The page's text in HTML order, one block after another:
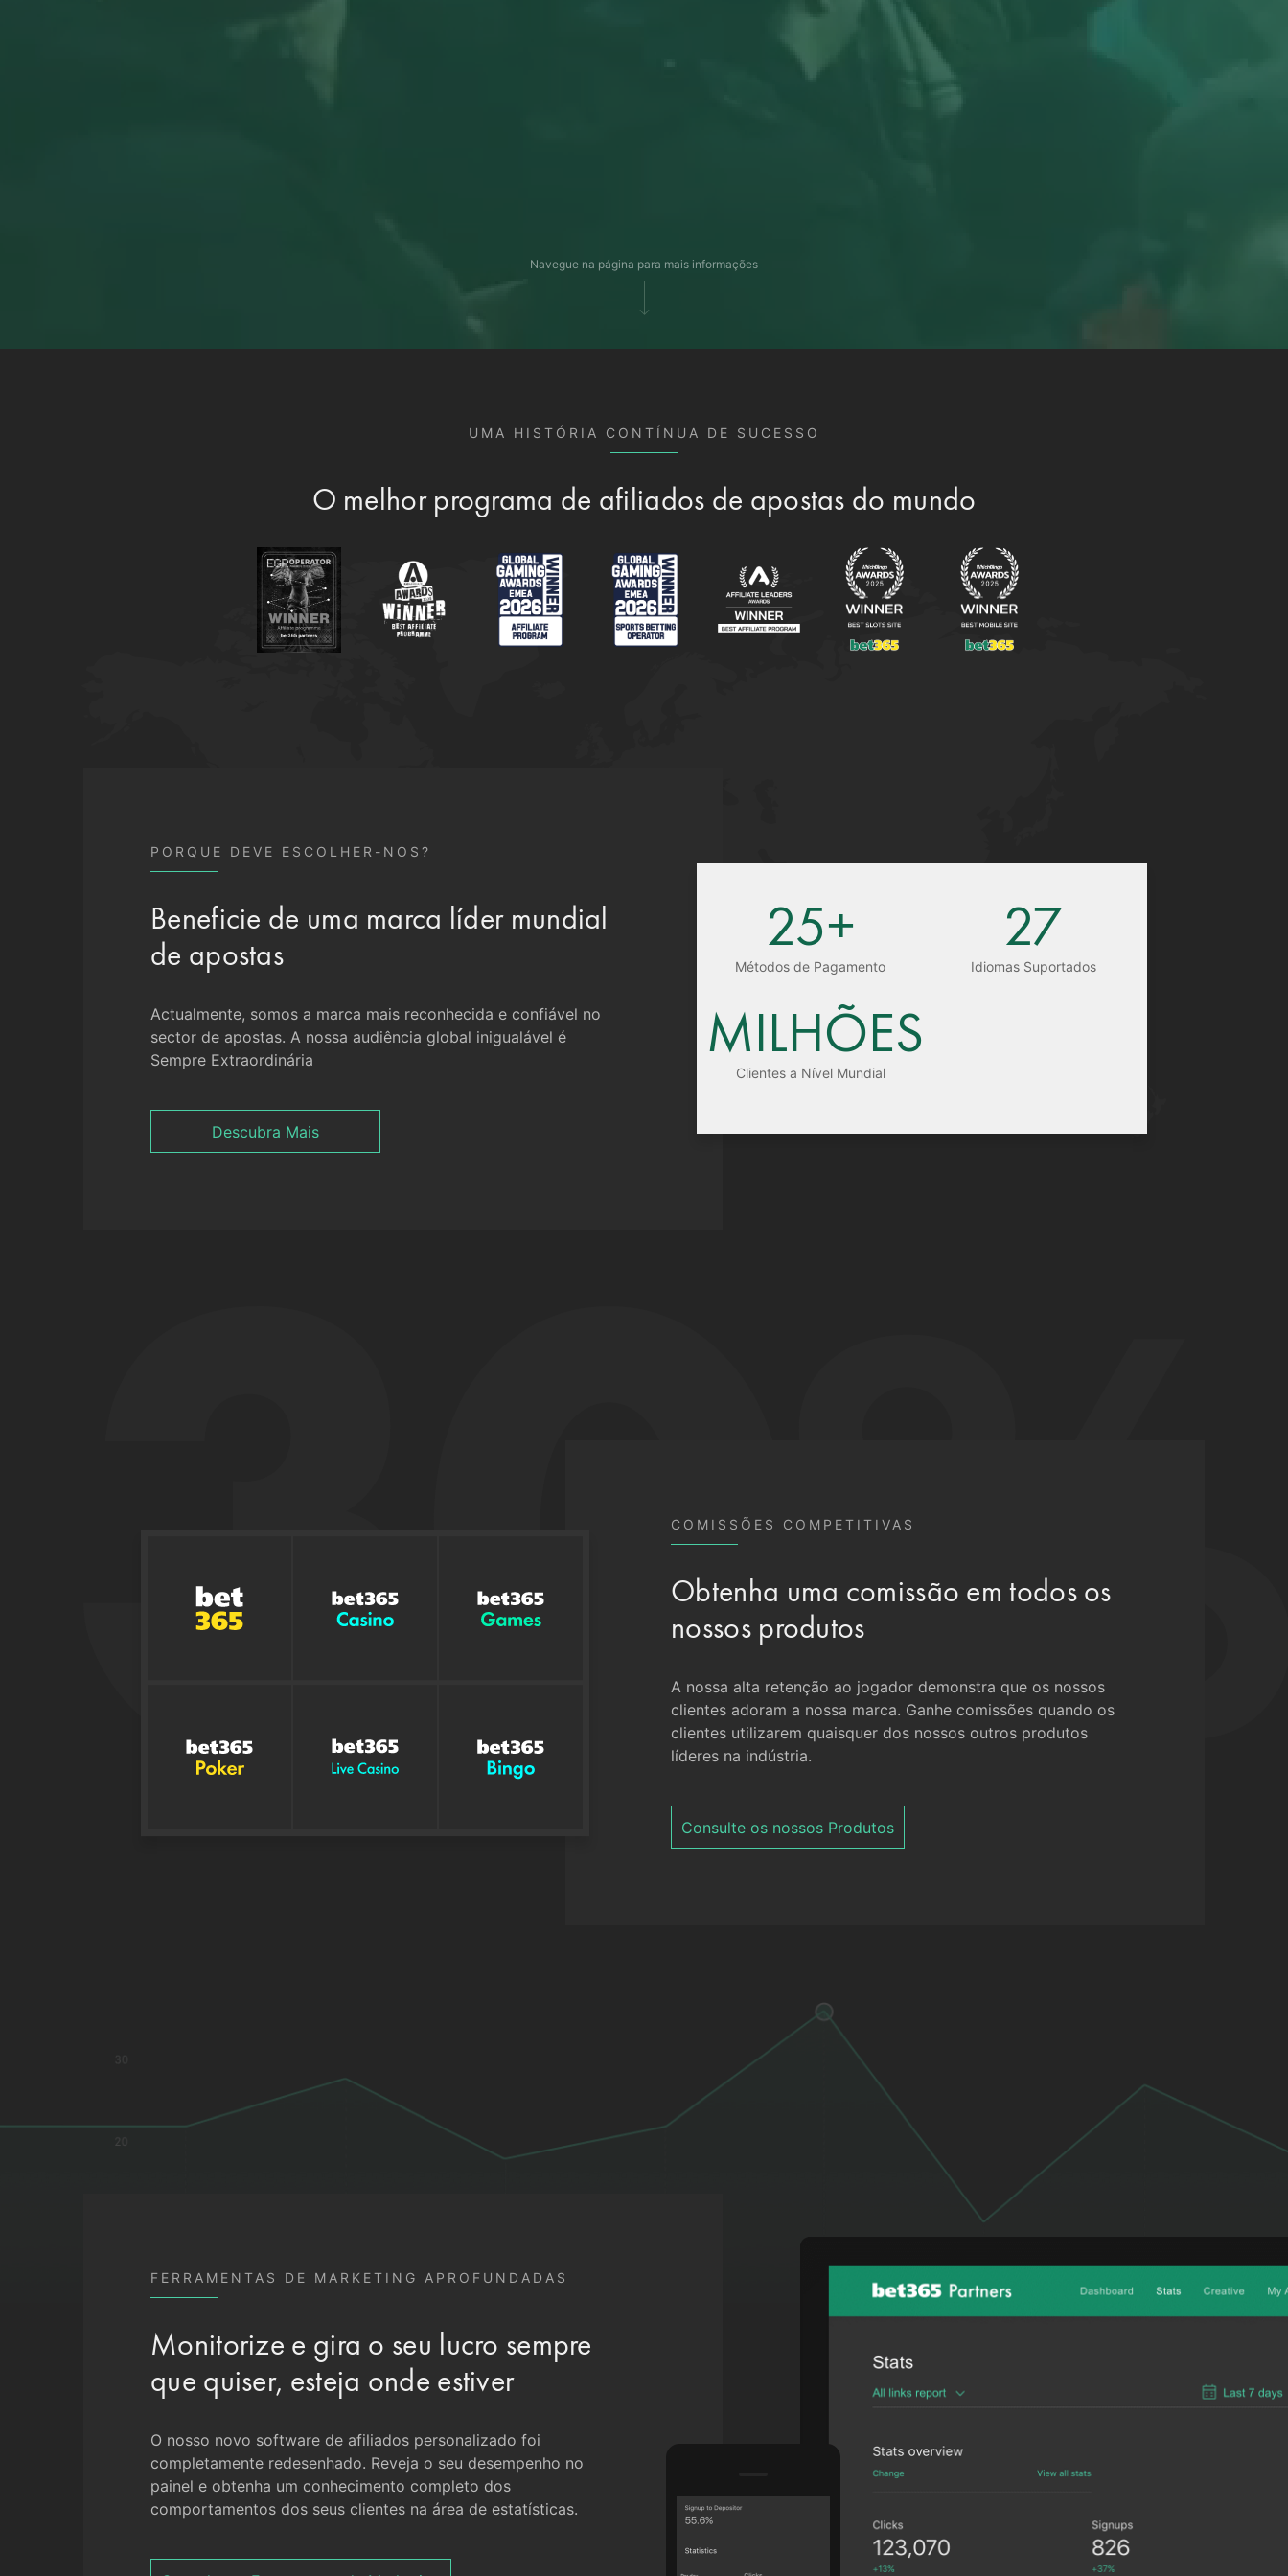
Navegue na página para mais informações
UMA HISTÓRIA CONTÍNUA DE SUCESSO
O melhor programa de afiliados de apostas do mundo
PORQUE DEVE ESCOLHER-NOS?
Beneficie de uma marca líder mundial
de apostas
Actualmente, somos a marca mais reconhecida e confiável no
sector de apostas. A nossa audiência global inigualável é
Sempre Extraordinária
Descubra Mais
25+
Métodos de Pagamento
27
Idiomas Suportados
MILHÕES
Clientes a Nível Mundial
COMISSÕES COMPETITIVAS
Obtenha uma comissão em todos os
nossos produtos
A nossa alta retenção ao jogador demonstra que os nossos
clientes adoram a nossa marca. Ganhe comissões quando os
clientes utilizarem quaisquer dos nossos outros produtos
líderes na indústria.
Consulte os nossos Produtos
FERRAMENTAS DE MARKETING APROFUNDADAS
Monitorize e gira o seu lucro sempre
que quiser, esteja onde estiver
O nosso novo software de afiliados personalizado foi
completamente redesenhado. Reveja o seu desempenho no
painel e obtenha um conhecimento completo dos
comportamentos dos seus clientes na área de estatísticas.